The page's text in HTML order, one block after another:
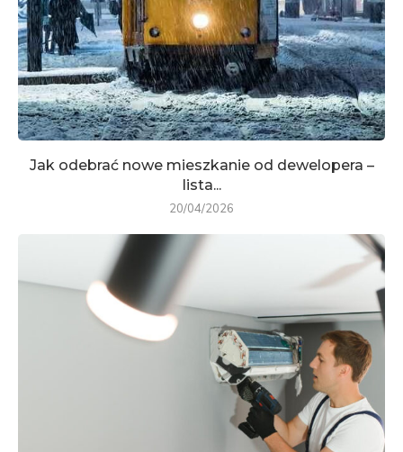
Jak odebrać nowe mieszkanie od dewelopera –
lista...
20/04/2026